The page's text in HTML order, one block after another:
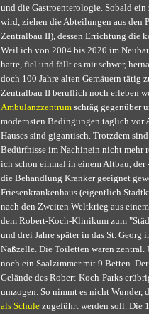
und die Gastroenterologie. Sobald
wird, ziehen die Abteilungen aus den
Zentralbau II), dessen Errichtung die
Weil ich von 2004 bis 2020 im
hatte, fiel und fällt es mir schwer,
doch 100 Jahre alten Gemäuern tätig
Zentralbau II beruflich noch erleben
Ambulanzzentrumschräg gegenüber
modernsten Bedingungen täglich vor
Hauses sind gigantisch. Trotzdem
Bedürfnisse im Nachinein nicht mehr
ich schon einmal in einem Altbau,
die Behandlung Kranker geeignet
Friesenkrankenhaus (eigentlich
nach den Zweiten Weltkrieg aus
dem Robert-Koch-Klinikum zum
und drei Jahre später in das St.
Naßzelle. Die Toiletten waren
noch ein Saalzimmer mit 9 Betten.
Gelände des Robert-Koch-Parks
umzogen. So nimmt es nicht Wunder,
als Schulezugeführt werden soll. Die